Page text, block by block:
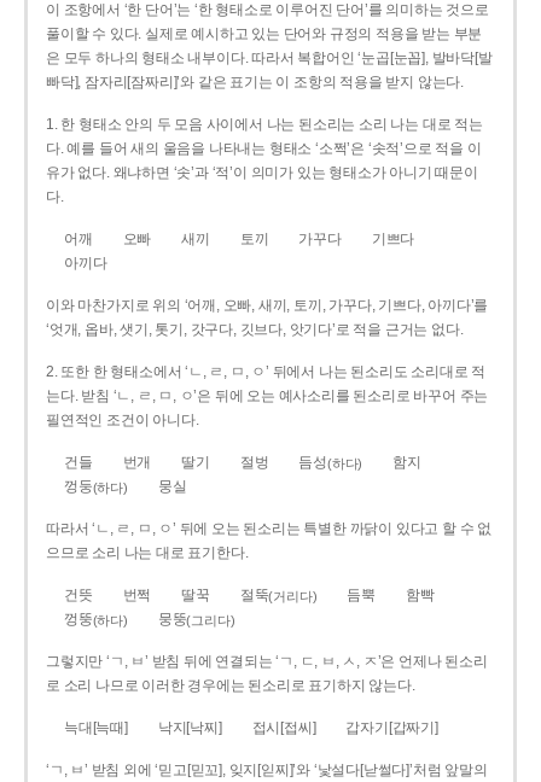
이 조항에서 ‘한 단어’는 ‘한 형태소로 이루어진 단어’를 의미하는 것으로
풀이할 수 있다. 실제로 예시하고 있는 단어와 규정의 적용을 받는 부분
은 모두 하나의 형태소 내부이다. 따라서 복합어인 ‘눈곱[눈꼽], 발바닥[발
빠닥], 잠자리[잠짜리]’와 같은 표기는 이 조항의 적용을 받지 않는다.
1. 한 형태소 안의 두 모음 사이에서 나는 된소리는 소리 나는 대로 적는
다. 예를 들어 새의 울음을 나타내는 형태소 ‘소쩍’은 ‘솟적’으로 적을 이
유가 없다. 왜냐하면 ‘솟’과 ‘적’이 의미가 있는 형태소가 아니기 때문이
다.
어깨 오빠 새끼 토끼 가꾸다
기쁘다
아끼다
이와 마찬가지로 위의 ‘어깨, 오빠, 새끼, 토끼, 가꾸다, 기쁘다, 아끼다’를
‘엇개, 옵바, 샛기, 톳기, 갓구다, 깃브다, 앗기다’로 적을 근거는 없다.
2. 또한 한 형태소에서 ‘ㄴ, ㄹ, ㅁ, ㅇ’ 뒤에서 나는 된소리도 소리대로 적
는다. 받침 ‘ㄴ, ㄹ, ㅁ, ㅇ’은 뒤에 오는 예사소리를 된소리로 바꾸어 주는
필연적인 조건이 아니다.
건들 번개 딸기 절벙 듬성(하다)
함지
껑둥(하다) 뭉실
따라서 ‘ㄴ, ㄹ, ㅁ, ㅇ’ 뒤에 오는 된소리는 특별한 까닭이 있다고 할 수 없
으므로 소리 나는 대로 표기한다.
건뜻 번쩍 딸꾹 절뚝(거리다) 듬뿍
함빡
껑뚱(하다) 뭉뚱(그리다)
그렇지만 ‘ㄱ, ㅂ’ 받침 뒤에 연결되는 ‘ㄱ, ㄷ, ㅂ, ㅅ, ㅈ’은 언제나 된소리
로 소리 나므로 이러한 경우에는 된소리로 표기하지 않는다.
늑대[늑때] 낙지[낙찌] 접시[접씨] 갑자기[갑짜기]
‘ㄱ, ㅂ’ 받침 외에 ‘믿고[믿꼬], 잊지[읻찌]’와 ‘낯설다[낟썰다]’처럼 앞말의